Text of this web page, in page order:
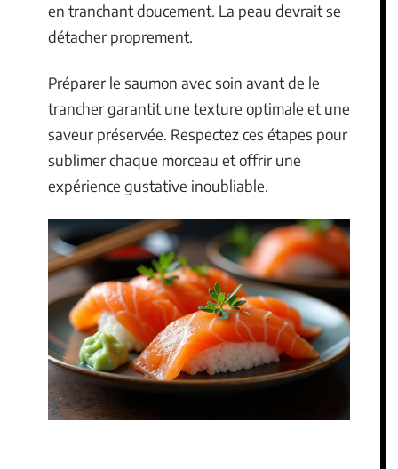
en tranchant doucement. La peau devrait se
détacher proprement.
Préparer le saumon avec soin avant de le
trancher garantit une texture optimale et une
saveur préservée. Respectez ces étapes pour
sublimer chaque morceau et offrir une
expérience gustative inoubliable.